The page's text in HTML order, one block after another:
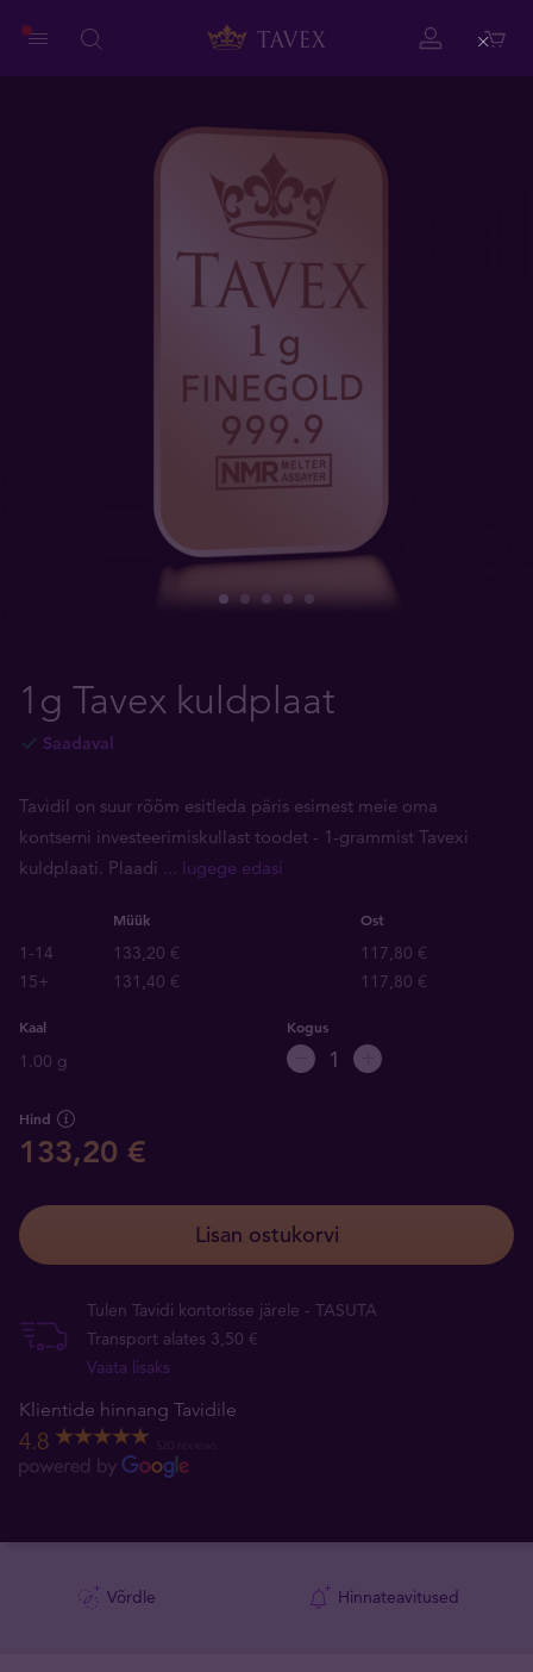
1g Tavex kuldplaat
Saadaval
Tavidil on suur rõõm esitleda päris esimest meie oma
kontserni investeerimiskullast toodet - 1-grammist Tavexi
kuldplaati. Plaadi ... lugege edasi
Müük Ost
1-14 133,20 €
117,80 €
15+
131,40 € 117,80 €
Kaal
1.00 g
Kogus
Hind
133,20 €
Lisan ostukorvi
Tulen Tavidi kontorisse järele - TASUTA
Transport alates 3,50 €
Vaata lisaks
Klientide hinnang Tavidile
4.8
Võrdle Hinnateavitused
Close